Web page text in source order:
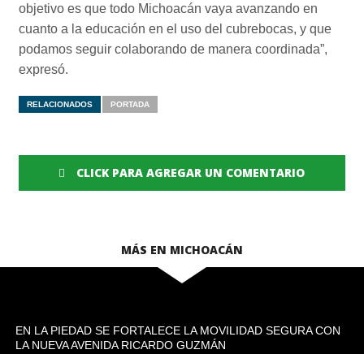
objetivo es que todo Michoacán vaya avanzando en
cuanto a la educación en el uso del cubrebocas, y que
podamos seguir colaborando de manera coordinada”,
expresó.
RELACIONADOS PORTADA
CLICK PARA AGREGAR UN COMENTARIO
MÁS EN MICHOACÁN
EN LA PIEDAD SE FORTALECE LA MOVILIDAD SEGURA CON
LA NUEVA AVENIDA RICARDO GUZMÁN